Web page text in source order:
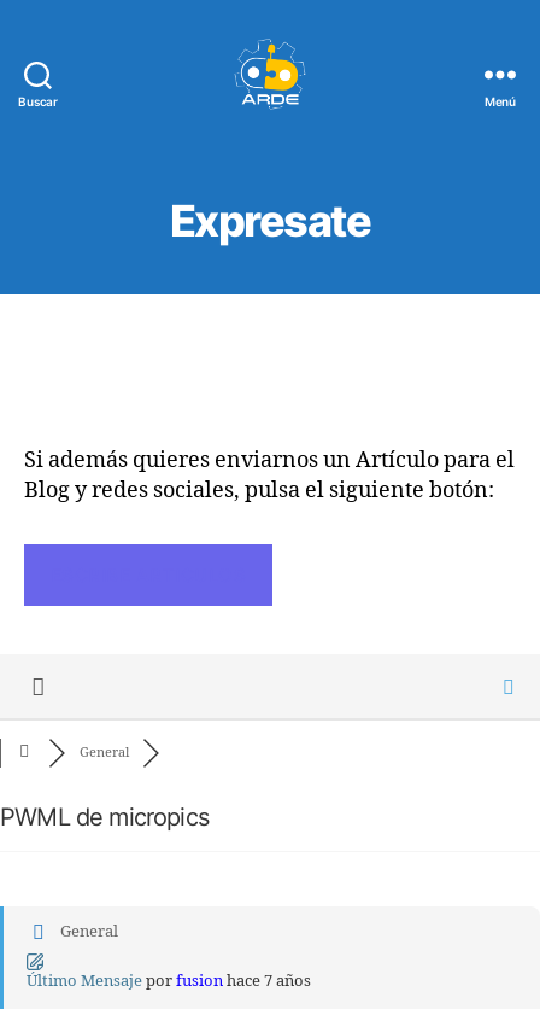
Buscar Menú
Expresate
Si además quieres enviarnos un Artículo para el
Blog y redes sociales, pulsa el siguiente botón:
General
PWML de micropics
General
Último Mensajeporfusionhace 7 años